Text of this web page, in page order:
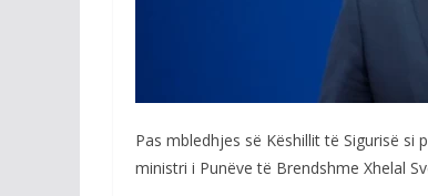
Pas mbledhjes së Këshillit të Sigurisë
ministri i Punëve të Brendshme Xhelal